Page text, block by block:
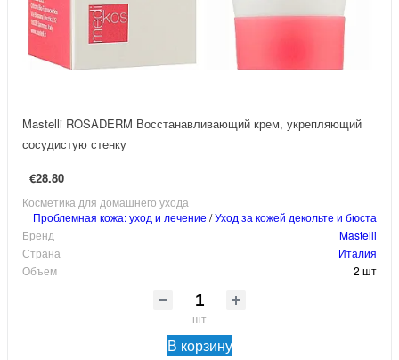
Mastelli ROSADERM Восстанавливающий крем, укрепляющий
сосудистую стенку
€28.80
Косметика для домашнего ухода
Проблемная кожа: уход и лечение /Уход за кожей декольте и бюста
Бренд
Mastelli
Страна
Италия
Объем
2 шт
шт
В корзину